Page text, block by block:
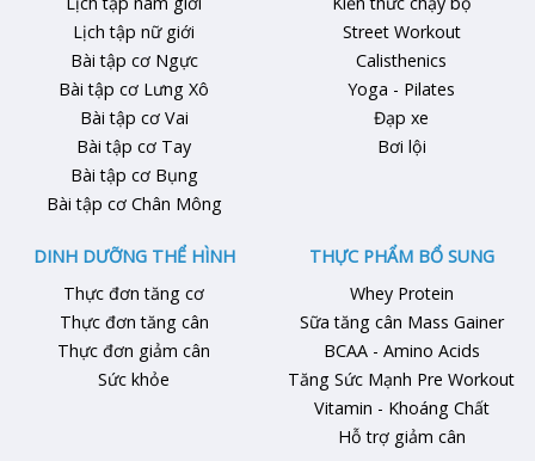
Lịch tập nữ giới
Bài tập cơ Ngực
Bài tập cơ Lưng Xô
Bài tập cơ Vai
Bài tập cơ Tay
Bài tập cơ Bụng
Bài tập cơ Chân Mông
Street Workout
Calisthenics
Yoga - Pilates
Đạp xe
Bơi lội
DINH DƯỠNG THỂ HÌNH
Thực đơn tăng cơ
Thực đơn tăng cân
Thực đơn giảm cân
Sức khỏe
THỰC PHẨM BỔ SUNG
Whey Protein
Sữa tăng cân Mass Gainer
BCAA - Amino Acids
Tăng Sức Mạnh Pre Workout
Vitamin - Khoáng Chất
Hỗ trợ giảm cân